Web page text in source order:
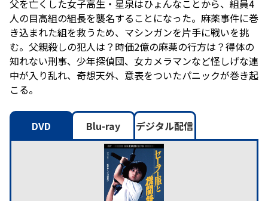
父を亡くした女子高生・星泉はひょんなことから、組員4
人の目高組の組長を襲名することになった。麻薬事件に巻
き込まれた組を救うため、マシンガンを片手に戦いを挑
む。父親殺しの犯人は？時価2億の麻薬の行方は？得体の
知れない刑事、少年探偵団、女カメラマンなど怪しげな連
中が入り乱れ、奇想天外、意表をついたパニックが巻き起
こる。
DVD Blu-ray デジタル配信